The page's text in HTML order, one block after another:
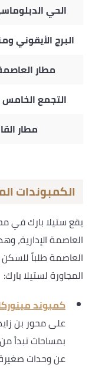
الحي
البرج الأيقوني
مطار
التجمع
مطار
الكمبوندات
يقع ستيلا بارك
العاصمة الإدارية،
العاصمة طلباً للسكن
المجاورة لستيلا بارك:
كمبوند
على محور بن
عن وحدات